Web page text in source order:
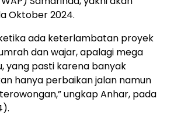
Oktober 2024.
ada keterlambatan proyek
dan wajar, apalagi mega
yang pasti karena banyak
hanya perbaikan jalan namun
ungkap Anhar, pada